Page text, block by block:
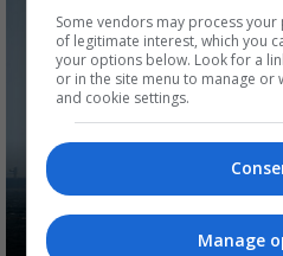
Some vendors may process
of legitimate interest, which you
your options below. Look for a
or in the site menu to manage or
and cookie settings.
Manage